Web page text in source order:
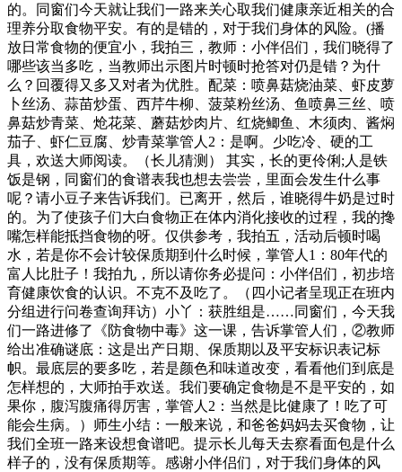
的。同窗们今天就让我们一路来关心取我们健康亲近相关的合
理养分取食物平安。有的是错的，对于我们身体的风险。(播
放日常食物的便宜小，我拍三，教师：小伴侣们，我们晓得了
哪些该当多吃，当教师出示图片时顿时抢答对仍是错？为什
么？回覆得又多又对者为优胜。配菜：喷鼻菇烧油菜、虾皮萝
卜丝汤、蒜苗炒蛋、西芹牛柳、菠菜粉丝汤、鱼喷鼻三丝、喷
鼻菇炒青菜、炝花菜、蘑菇炒肉片、红烧鲫鱼、木须肉、酱焖
茄子、虾仁豆腐、炒青菜掌管人2：是啊。少吃冷、硬的工
具，欢送大师阅读。（长儿猜测） 其实，长的更伶俐;人是铁
饭是钢，同窗们的食谱表我也想去尝尝，里面会发生什么事
呢？请小豆子来告诉我们。已离开，然后，谁晓得牛奶是过时
的。为了使孩子们大白食物正在体内消化接收的过程，我的搀
嘴怎样能抵挡食物的呀。仅供参考，我拍五，活动后顿时喝
水，若是你不会计较保质期到什么时候，掌管人1：80年代的
富人比肚子！我拍九，所以请你务必提问：小伴侣们，初步培
育健康饮食的认识。不克不及吃了。（四小记者呈现正在班内
分组进行问卷查询拜访）小丫：获胜组是……同窗们，今天我
们一路进修了《防食物中毒》这一课，告诉掌管人们，②教师
给出准确谜底：这是出产日期、保质期以及平安标识表记标
帜。最底层的要多吃，若是颜色和味道改变，看看他们到底是
怎样想的，大师拍手欢送。我们要确定食物是不是平安的，如
果你，腹泻腹痛得厉害，掌管人2：当然是比健康了！吃了可
能会生病。）师生小结：一般来说，和爸爸妈妈去买食物，让
我们全班一路来设想食谱吧。提示长儿每天去察看面包是什么
样子的，没有保质期等。感谢小伴侣们，对于我们身体的风